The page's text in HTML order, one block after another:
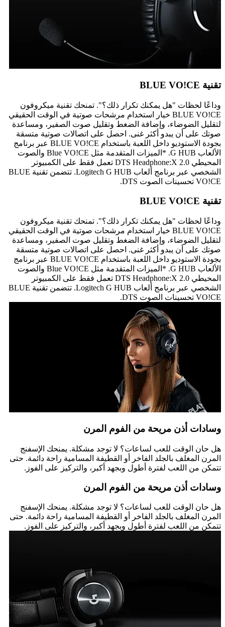
تقنية BLUE VO!CE
وداعًا لحظات "هل يمكنك تكرار ذلك؟". تمنحك تقنية ميكروفون
BLUE VO!CE خيار استخدام مرشحات صوتية في الوقت الحقيقي
لتقليل الضوضاء، وإضافة الضغط وتقليل صوت الصفير، ومساعدة
صوتك على أن يبدو أكثر غنى. احصل على اتصالات صوتية متسقة
بجودة الاستوديو داخل اللعبة باستخدام BLUE VO!CE عبر برنامج
الألعاب G HUB. *الميزات المتقدمة مثل Blue VO!CE والصوت
المحيطي DTS Headphone:X 2.0 تعمل فقط على الكمبيوتر
الشخصي عبر برنامج ألعاب Logitech G HUB. تتضمن تقنية BLUE
VO!CE تحسينات الصوت DTS.
تقنية BLUE VO!CE
وداعًا لحظات "هل يمكنك تكرار ذلك؟". تمنحك تقنية ميكروفون
BLUE VO!CE خيار استخدام مرشحات صوتية في الوقت الحقيقي
لتقليل الضوضاء، وإضافة الضغط وتقليل صوت الصفير، ومساعدة
صوتك على أن يبدو أكثر غنى. احصل على اتصالات صوتية متسقة
بجودة الاستوديو داخل اللعبة باستخدام BLUE VO!CE عبر برنامج
الألعاب G HUB. *الميزات المتقدمة مثل Blue VO!CE والصوت
المحيطي DTS Headphone:X 2.0 تعمل فقط على الكمبيوتر
الشخصي عبر برنامج ألعاب Logitech G HUB. تتضمن تقنية BLUE
VO!CE تحسينات الصوت DTS.
وسادات أذن مريحة من الفوم المرن
هل حان الوقت للعب لساعات؟ لا توجد مشكلة. يمنحك الإسفنج
المرن المغلف بالجلد الفاخر أو القطيفة المسامية راحة دائمة. حتى
تتمكن من اللعب لفترة أطول وبجهد أكبر، والتركيز على الفوز.
وسادات أذن مريحة من الفوم المرن
هل حان الوقت للعب لساعات؟ لا توجد مشكلة. يمنحك الإسفنج
المرن المغلف بالجلد الفاخر أو القطيفة المسامية راحة دائمة. حتى
تتمكن من اللعب لفترة أطول وبجهد أكبر، والتركيز على الفوز.